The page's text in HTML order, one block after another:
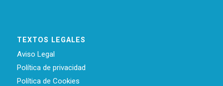
TEXTOS LEGALES
Aviso Legal
Política de privacidad
Política de Cookies